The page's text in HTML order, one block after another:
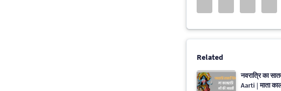
Related
नवरात्रि का
Aarti | माता